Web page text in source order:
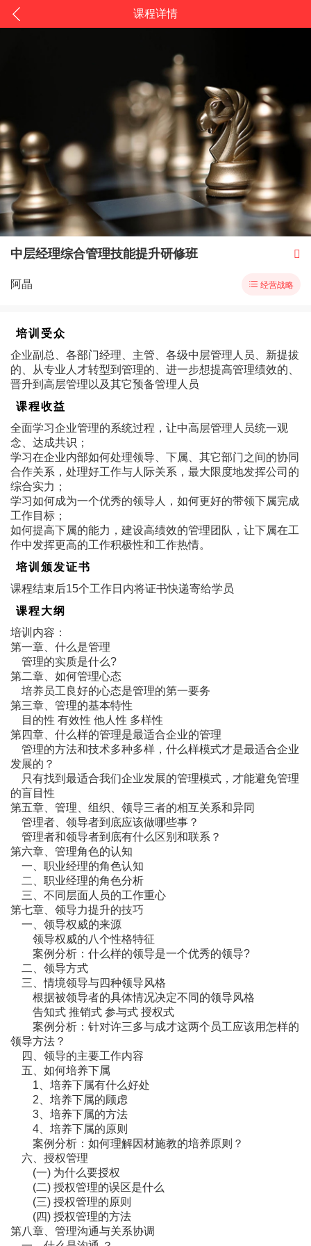
课程详情
中层经理综合管理技能提升研修班 
阿晶  经营战略
培训受众
企业副总、各部门经理、主管、各级中层管理人员、新提拔
的、从专业人才转型到管理的、进一步想提高管理绩效的、
晋升到高层管理以及其它预备管理人员
课程收益
全面学习企业管理的系统过程，让中高层管理人员统一观
念、达成共识；
学习在企业内部如何处理领导、下属、其它部门之间的协同
合作关系，处理好工作与人际关系，最大限度地发挥公司的
综合实力；
学习如何成为一个优秀的领导人，如何更好的带领下属完成
工作目标；
如何提高下属的能力，建设高绩效的管理团队，让下属在工
作中发挥更高的工作积极性和工作热情。
培训颁发证书
课程结束后15个工作日内将证书快递寄给学员
课程大纲
培训内容：
第一章、什么是管理
管理的实质是什么?
第二章、如何管理心态
培养员工良好的心态是管理的第一要务
第三章、管理的基本特性
目的性 有效性 他人性 多样性
第四章、什么样的管理是最适合企业的管理
管理的方法和技术多种多样，什么样模式才是最适合企业
发展的？
只有找到最适合我们企业发展的管理模式，才能避免管理
的盲目性
第五章、管理、组织、领导三者的相互关系和异同
管理者、领导者到底应该做哪些事？
管理者和领导者到底有什么区别和联系？
第六章、管理角色的认知
一、职业经理的角色认知
二、职业经理的角色分析
三、不同层面人员的工作重心
第七章、领导力提升的技巧
一、领导权威的来源
领导权威的八个性格特征
案例分析：什么样的领导是一个优秀的领导?
二、领导方式
三、情境领导与四种领导风格
根据被领导者的具体情况决定不同的领导风格
告知式 推销式 参与式 授权式
案例分析：针对许三多与成才这两个员工应该用怎样的
领导方法？
四、领导的主要工作内容
五、如何培养下属
1、培养下属有什么好处
2、培养下属的顾虑
3、培养下属的方法
4、培养下属的原则
案例分析：如何理解因材施教的培养原则？
六、授权管理
(一) 为什么要授权
(二) 授权管理的误区是什么
(三) 授权管理的原则
(四) 授权管理的方法
第八章、管理沟通与关系协调